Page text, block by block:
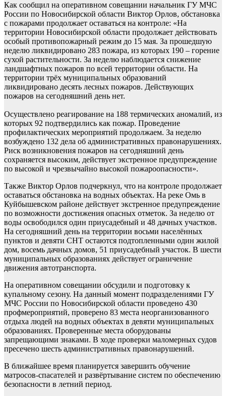
Как сообщил на оперативном совещании начальник ГУ МЧС
России по Новосибирской области Виктор Орлов, обстановка
с пожарами продолжает оставаться на контроле: «На
территории Новосибирской области продолжает действовать
особый противопожарный режим до 15 мая. За прошедшую
неделю ликвидировано 283 пожара, из которых 190 – горение
сухой растительности. За неделю наблюдается снижение
ландшафтных пожаров по всей территории области. На
территории трёх муниципальных образований
ликвидировано десять лесных пожаров. Действующих
пожаров на сегодняшний день нет.
Осуществлено реагирование на 188 термических аномалий, из
которых 92 подтвердились как пожар. Проведение
профилактических мероприятий продолжаем. За неделю
возбуждено 132 дела об административных правонарушениях.
Риск возникновения пожаров на сегодняшний день
сохраняется высоким, действует экстренное предупреждение
по высокой и чрезвычайно высокой пожароопасности».
Также Виктор Орлов подчеркнул, что на контроле продолжает
оставаться обстановка на водных объектах. На реке Омь в
Куйбышевском районе действует экстренное предупреждение
по возможности достижения опасных отметок. За неделю от
воды освободился один приусадебный и 48 дачных участков.
На сегодняшний день на территории восьми населённых
пунктов и девяти СНТ остаются подтопленными один жилой
дом, восемь дачных домов, 51 приусадебный участок. В шести
муниципальных образованиях действует ограничение
движения автотранспорта.
На оперативном совещании обсудили и подготовку к
купальному сезону. На данный момент подразделениями ГУ
МЧС России по Новосибирской области проведено 430
профмероприятий, проверено 83 места неорганизованного
отдыха людей на водных объектах в девяти муниципальных
образованиях. Проверенные места оборудованы
запрещающими знаками. В ходе проверки маломерных судов
пресечено шесть административных правонарушений.
В ближайшее время планируется завершить обучение
матросов-спасателей и развёртывание систем по обеспечению
безопасности в летний период.